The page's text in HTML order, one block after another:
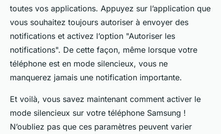
toutes vos applications. Appuyez sur l’application que
vous souhaitez toujours autoriser à envoyer des
notifications et activez l’option "Autoriser les
notifications". De cette façon, même lorsque votre
téléphone est en mode silencieux, vous ne
manquerez jamais une notification importante.
Et voilà, vous savez maintenant comment activer le
mode silencieux sur votre téléphone Samsung !
N’oubliez pas que ces paramètres peuvent varier